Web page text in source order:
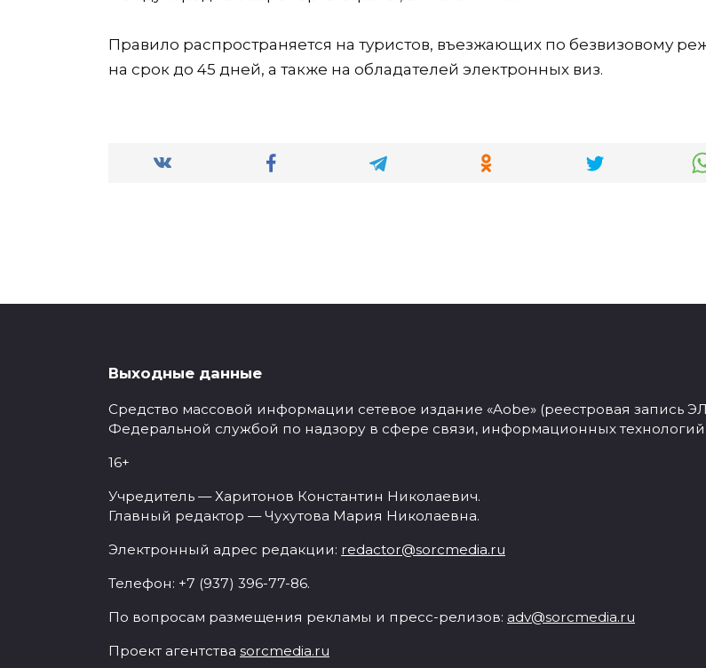
Правило распространяется на туристов, въезжающих по безвизовому
на срок до 45 дней, а также на обладателей электронных виз.
Выходные данные
Средство массовой информации сетевое издание «Aobe» (реестровая запись
Федеральной службой по надзору в сфере связи, информационных
16+
Учредитель — Харитонов Константин Николаевич.
Главный редактор — Чухутова Мария Николаевна.
Электронный адрес редакции: redactor@sorcmedia.ru
Телефон: +7 (937) 396-77-86.
По вопросам размещения рекламы и пресс-релизов: adv@sorcmedia.ru
Проект агентства sorcmedia.ru